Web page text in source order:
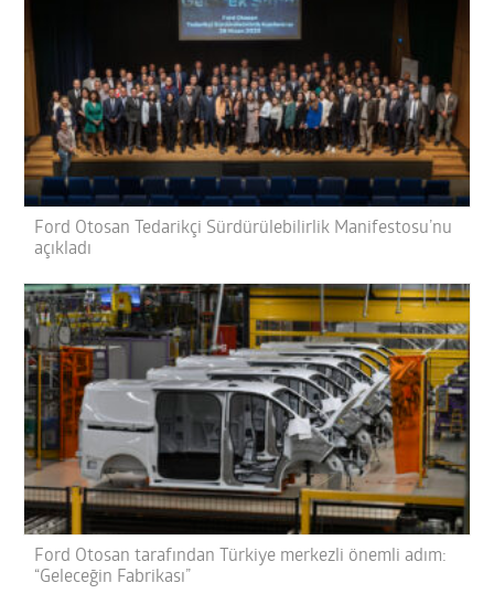
Ford Otosan Tedarikçi Sürdürülebilirlik Manifestosu’nu
açıkladı
Ford Otosan tarafından Türkiye merkezli önemli adım:
“Geleceğin Fabrikası”